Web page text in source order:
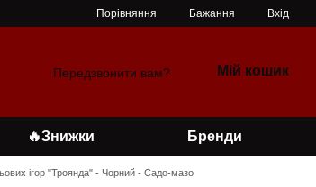
Порівняння Бажання Вхід
Передзвонити вам? Мій кошик
🔥Знижки Бренди
ігор "Троянда" - Чорний - Садо-мазо